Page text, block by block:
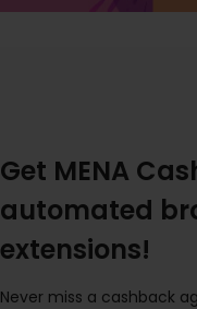
Get MENA
automated
extensions!
Never miss a cashback